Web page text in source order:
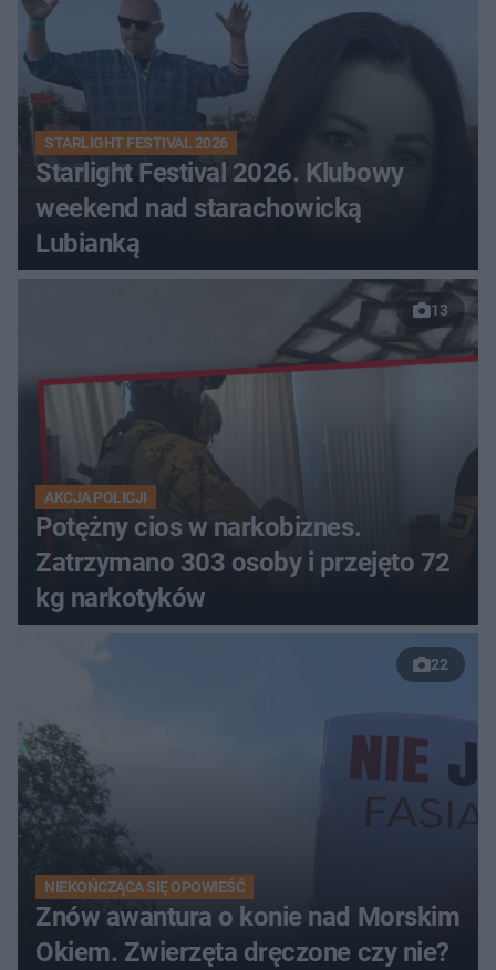
STARLIGHT FESTIVAL 2026
Starlight Festival 2026. Klubowy
weekend nad starachowicką
Lubianką
13
AKCJA POLICJI
Potężny cios w narkobiznes.
Zatrzymano 303 osoby i przejęto 72
kg narkotyków
22
NIEKOŃCZĄCA SIĘ OPOWIEŚĆ
Znów awantura o konie nad Morskim
Okiem. Zwierzęta dręczone czy nie?